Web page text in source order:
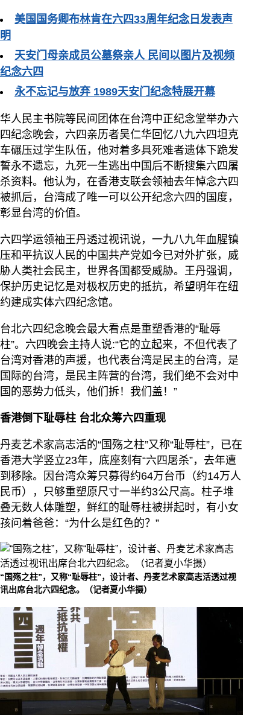
美国国务卿布林肯在六四33周年纪念日发表声
明
天安门母亲成员公墓祭亲人 民间以图片及视频
纪念六四
永不忘记与放弃 1989天安门纪念特展开幕
华人民主书院等民间团体在台湾中正纪念堂举办六
四纪念晚会，六四亲历者吴仁华回忆八九六四坦克
车碾压过学生队伍，他对着多具死难者遗体下跪发
誓永不遗忘，九死一生逃出中国后不断搜集六四屠
杀资料。他认为，在香港支联会领袖去年悼念六四
被抓后，台湾成了唯一可以公开纪念六四的国度，
彰显台湾的价值。
六四学运领袖王丹透过视讯说，一九八九年血腥镇
压和平抗议人民的中国共产党如今已对外扩张，威
胁人类社会民主，世界各国都受威胁。王丹强调，
保护历史记忆是对极权历史的抵抗，希望明年在纽
约建成实体六四纪念馆。
台北六四纪念晚会最大看点是重塑香港的“耻辱
柱”。六四晚会主持人说:“它的立起来，不但代表了
台湾对香港的声援，也代表台湾是民主的台湾，是
国际的台湾，是民主阵营的台湾，我们绝不会对中
国的恶势力低头，他们拆！我们盖！”
香港倒下耻辱柱 台北众筹六四重现
丹麦艺术家高志活的“国殇之柱”又称“耻辱柱”，已在
香港大学竖立23年，底座刻有“六四屠杀”，去年遭
到移除。因台湾众筹只募得约64万台币（约14万人
民币），只够重塑原尺寸一半约3公尺高。柱子堆
叠无数人体雕塑，鲜红的耻辱柱被拼起时，有小女
孩问着爸爸：“为什么是红色的？”
“国殇之柱”，又称“耻辱柱”，设计者、丹麦艺术家高志活透过视
讯出席台北六四纪念。（记者夏小华摄）